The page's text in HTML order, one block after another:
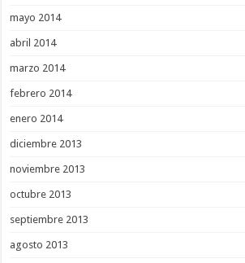
mayo 2014
abril 2014
marzo 2014
febrero 2014
enero 2014
diciembre 2013
noviembre 2013
octubre 2013
septiembre 2013
agosto 2013